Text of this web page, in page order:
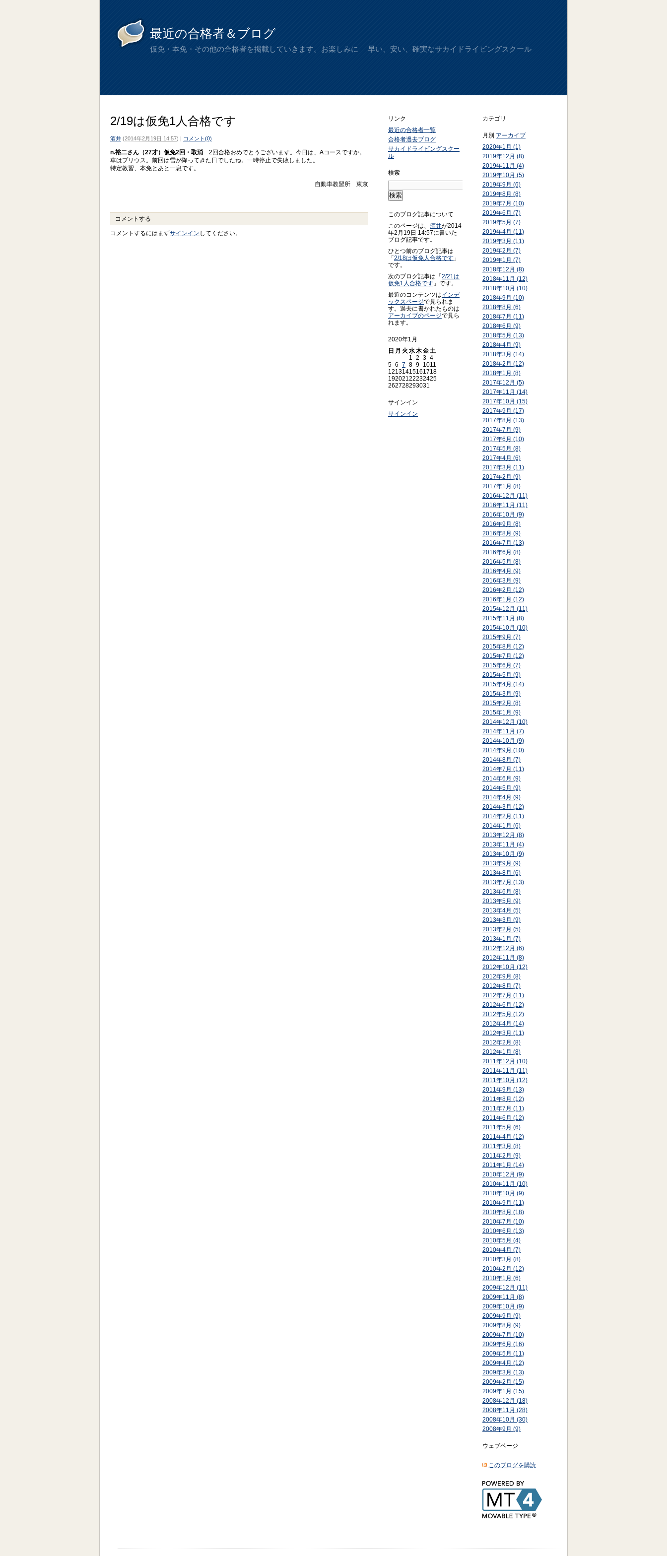
最近の合格者＆ブログ
仮免・本免・その他の合格者を掲載していきます。お楽しみに 早い、安い、確実なサカイドライビングスクール
2/19は仮免1人合格です
酒井 (2014年2月19日 14:57) コメント(0)
n.裕二さん（27才）仮免2回・取消 2回合格おめでとうございます。今日は、Aコースですか。
車はプリウス。前回は雪が降ってきた日でしたね。一時停止で失敗しました。
特定教習、本免とあと一息です。
自動車教習所 東京
コメントする
コメントするにはまずサインイン してください。
カテゴリ
月別 アーカイブ
2020年1月 (1)
2019年12月 (8)
2019年11月 (4)
2019年10月 (5)
2019年9月 (6)
2019年8月 (8)
2019年7月 (10)
2019年6月 (7)
2019年5月 (7)
2019年4月 (11)
2019年3月 (11)
2019年2月 (7)
2019年1月 (7)
2018年12月 (8)
2018年11月 (12)
2018年10月 (10)
2018年9月 (10)
2018年8月 (6)
2018年7月 (11)
2018年6月 (9)
2018年5月 (13)
2018年4月 (9)
2018年3月 (14)
2018年2月 (12)
2018年1月 (8)
2017年12月 (5)
2017年11月 (14)
2017年10月 (15)
2017年9月 (17)
2017年8月 (13)
2017年7月 (9)
2017年6月 (10)
2017年5月 (8)
2017年4月 (6)
2017年3月 (11)
2017年2月 (9)
2017年1月 (8)
2016年12月 (11)
2016年11月 (11)
2016年10月 (9)
2016年9月 (8)
2016年8月 (9)
2016年7月 (13)
2016年6月 (8)
2016年5月 (8)
2016年4月 (9)
2016年3月 (9)
2016年2月 (12)
2016年1月 (12)
2015年12月 (11)
2015年11月 (8)
2015年10月 (10)
2015年9月 (7)
2015年8月 (12)
2015年7月 (12)
2015年6月 (7)
2015年5月 (9)
2015年4月 (14)
2015年3月 (9)
2015年2月 (8)
2015年1月 (9)
2014年12月 (10)
2014年11月 (7)
2014年10月 (9)
2014年9月 (10)
2014年8月 (7)
2014年7月 (11)
2014年6月 (9)
2014年5月 (9)
2014年4月 (9)
2014年3月 (12)
2014年2月 (11)
2014年1月 (6)
2013年12月 (8)
2013年11月 (4)
2013年10月 (9)
2013年9月 (9)
2013年8月 (6)
2013年7月 (13)
2013年6月 (8)
2013年5月 (9)
2013年4月 (5)
2013年3月 (9)
2013年2月 (5)
2013年1月 (7)
2012年12月 (6)
2012年11月 (8)
2012年10月 (12)
2012年9月 (8)
2012年8月 (7)
2012年7月 (11)
2012年6月 (12)
2012年5月 (12)
2012年4月 (14)
2012年3月 (11)
2012年2月 (8)
2012年1月 (8)
2011年12月 (10)
2011年11月 (11)
2011年10月 (12)
2011年9月 (13)
2011年8月 (12)
2011年7月 (11)
2011年6月 (12)
2011年5月 (6)
2011年4月 (12)
2011年3月 (8)
2011年2月 (9)
2011年1月 (14)
2010年12月 (9)
2010年11月 (10)
2010年10月 (9)
2010年9月 (11)
2010年8月 (18)
2010年7月 (10)
2010年6月 (13)
2010年5月 (4)
2010年4月 (7)
2010年3月 (8)
2010年2月 (12)
2010年1月 (6)
2009年12月 (11)
2009年11月 (8)
2009年10月 (9)
2009年9月 (9)
2009年8月 (9)
2009年7月 (10)
2009年6月 (16)
2009年5月 (11)
2009年4月 (12)
2009年3月 (13)
2009年2月 (15)
2009年1月 (15)
2008年12月 (18)
2008年11月 (28)
2008年10月 (30)
2008年9月 (9)
ウェブページ
このブログを購読
リンク
最近の合格者一覧
合格者過去ブログ
サカイドライビングスクー
ル
検索
このブログ記事について
このページは、 酒井が2014
年2月19日 14:57に書いた
ブログ記事です。
ひとつ前のブログ記事は
「 2/18は仮免人合格です 」
です。
次のブログ記事は「 2/21は
仮免1人合格です 」です。
最近のコンテンツはインデ
ックスページで見られま
す。過去に書かれたものは
アーカイブのページで見ら
れます。
2020年1月
日 月 火 水木金土
1 2 3 4
5 6 7 8 9 1011
12131415161718
19202122232425
262728293031
サインイン
サインイン